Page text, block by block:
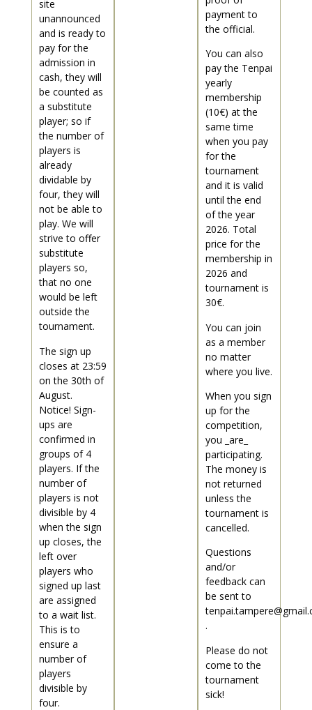
site
unannounced
and is ready to
pay for the
admission in
cash, they will
be counted as
a substitute
player; so if
the number of
players is
already
dividable by
four, they will
not be able to
play. We will
strive to offer
substitute
players so,
that no one
would be left
outside the
tournament.
The sign up
closes at 23:59
on the 30th of
August.
Notice! Sign-
ups are
confirmed in
groups of 4
players. If the
number of
players is not
divisible by 4
when the sign
up closes, the
left over
players who
signed up last
are assigned
to a wait list.
This is to
ensure a
number of
players
divisible by
four.
payment to
the official.
You can also
pay the Tenpai
yearly
membership
(10€) at the
same time
when you pay
for the
tournament
and it is valid
until the end
of the year
2026. Total
price for the
membership in
2026 and
tournament is
30€.
You can join
as a member
no matter
where you live.
When you sign
up for the
competition,
you _are_
participating.
The money is
not returned
unless the
tournament is
cancelled.
Questions
and/or
feedback can
be sent to
.
Please do not
come to the
tournament
sick!